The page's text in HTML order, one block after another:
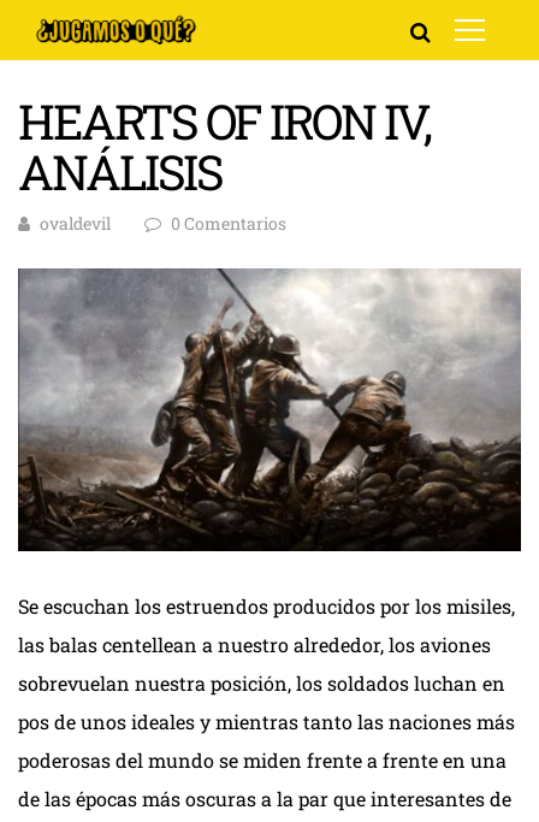
HEARTS OF IRON IV,
ANÁLISIS
ovaldevil 0 Comentarios
Se escuchan los estruendos producidos por los misiles,
las balas centellean a nuestro alrededor, los aviones
sobrevuelan nuestra posición, los soldados luchan en
pos de unos ideales y mientras tanto las naciones más
poderosas del mundo se miden frente a frente en una
de las épocas más oscuras a la par que interesantes de